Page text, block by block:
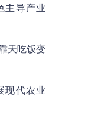
主导产业
天吃饭变
现代农业